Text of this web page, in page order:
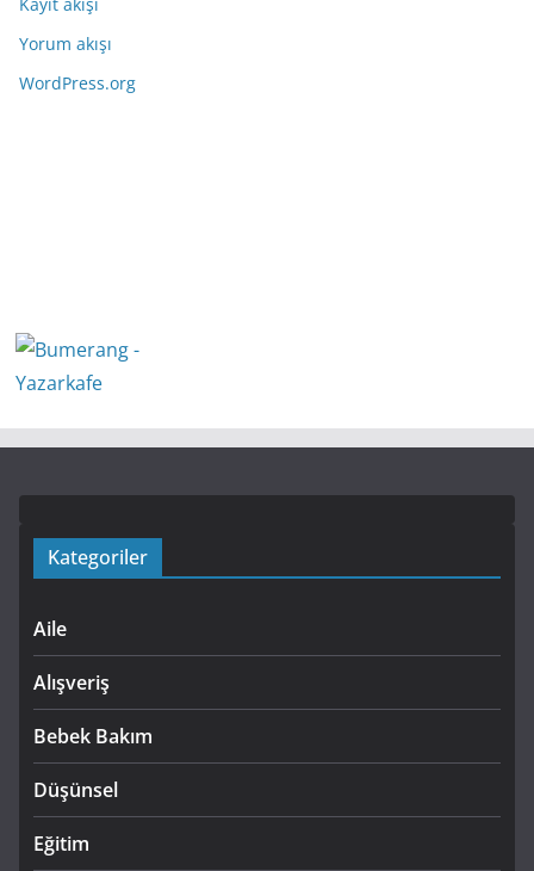
Yorum akışı
WordPress.org
Kategoriler
Aile
Alışveriş
Bebek Bakım
Düşünsel
Eğitim